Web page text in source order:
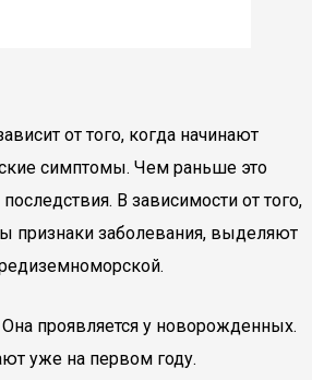
от того, когда начинают
симптомы. Чем раньше это
В зависимости от того,
признаки заболевания, выделяют
проявляется у новорожденных.
уже на первом году.